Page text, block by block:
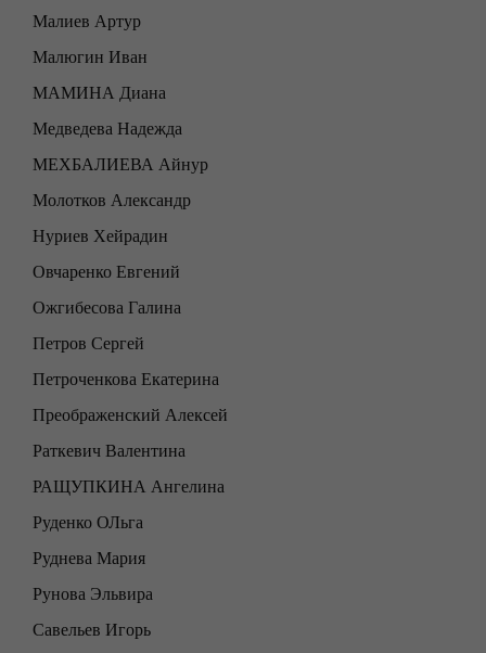
Малиев Артур
Малюгин Иван
МАМИНА Диана
Медведева Надежда
МЕХБАЛИЕВА Айнур
Молотков Александр
Нуриев Хейрадин
Овчаренко Евгений
Ожгибесова Галина
Петров Сергей
Петроченкова Екатерина
Преображенский Алексей
Раткевич Валентина
РАЩУПКИНА Ангелина
Руденко ОЛьга
Руднева Мария
Рунова Эльвира
Савельев Игорь